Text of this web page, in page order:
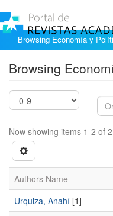
Browsing Economía y
Browsing
Now showing items 1-2 of 2
Authors Name
Urquiza, Anahí [1]